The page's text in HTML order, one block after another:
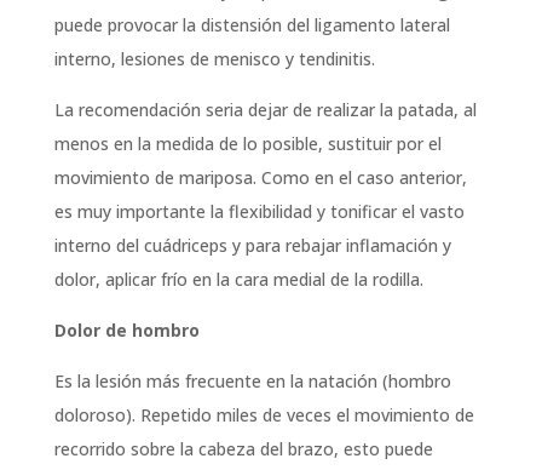
puede provocar la distensión del ligamento lateral
interno, lesiones de menisco y tendinitis.
La recomendación seria dejar de realizar la patada, al
menos en la medida de lo posible, sustituir por el
movimiento de mariposa. Como en el caso anterior,
es muy importante la flexibilidad y tonificar el vasto
interno del cuádriceps y para rebajar inflamación y
dolor, aplicar frío en la cara medial de la rodilla.
Dolor de hombro
Es la lesión más frecuente en la natación (hombro
doloroso). Repetido miles de veces el movimiento de
recorrido sobre la cabeza del brazo, esto puede